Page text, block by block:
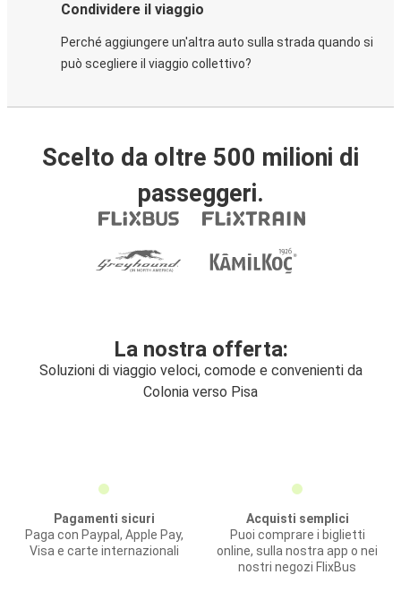
Condividere il viaggio
Perché aggiungere un'altra auto sulla strada quando si
può scegliere il viaggio collettivo?
Scelto da oltre 500 milioni di
passeggeri.
La nostra offerta:
Soluzioni di viaggio veloci, comode e convenienti da
Colonia verso Pisa
Pagamenti sicuri
Paga con Paypal, Apple Pay,
Visa e carte internazionali
Acquisti semplici
Puoi comprare i biglietti
online, sulla nostra app o nei
nostri negozi FlixBus